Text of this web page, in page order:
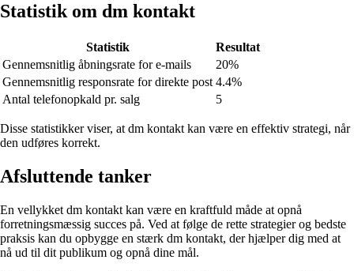
Statistik om dm kontakt
Statistik
Resultat
Gennemsnitlig åbningsrate for e-mails
20%
Gennemsnitlig responsrate for direkte post 4.4%
Antal telefonopkald pr. salg
5
Disse statistikker viser, at dm kontakt kan være en effektiv strategi, når
den udføres korrekt.
Afsluttende tanker
En vellykket dm kontakt kan være en kraftfuld måde at opnå
forretningsmæssig succes på. Ved at følge de rette strategier og bedste
praksis kan du opbygge en stærk dm kontakt, der hjælper dig med at
nå ud til dit publikum og opnå dine mål.